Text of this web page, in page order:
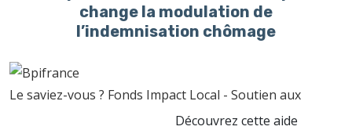
change la modulation de
l’indemnisation chômage
Le saviez-vous ? Fonds Impact Local - Soutien aux
Découvrez cette aide